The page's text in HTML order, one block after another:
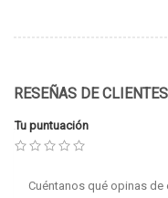
RESEÑAS DE
Tu puntuación